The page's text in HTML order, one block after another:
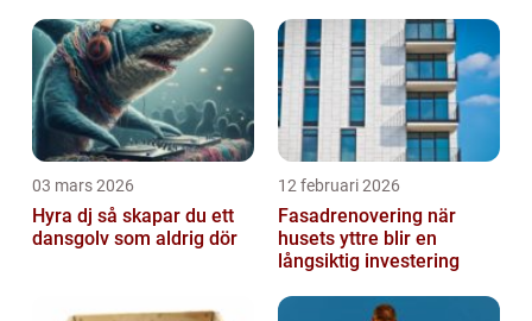
03 mars 2026
Hyra dj så skapar du ett
dansgolv som aldrig dör
12 februari 2026
Fasadrenovering när
husets yttre blir en
långsiktig investering